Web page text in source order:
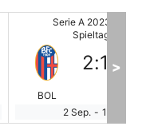
Serie A 2023/2024
Spieltag 3
UDI
0:0
2 Sep. - 15:30
>